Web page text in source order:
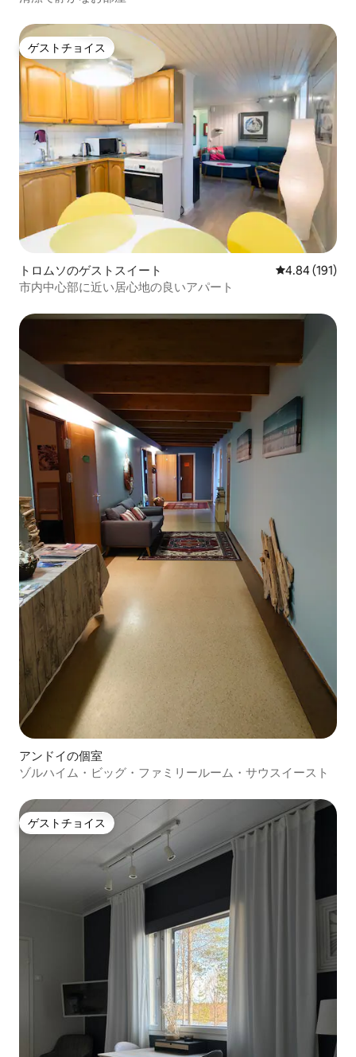
ゲストチョイス
ゲストチョイス
トロムソのゲストスイート レビュー191
4.84 (191)
市内中心部に近い居心地の良いアパート
アンドイの個室
ゾルハイム・ビッグ・ファミリールーム・サウスイースト
ゲストチョイス
ゲストチョイス